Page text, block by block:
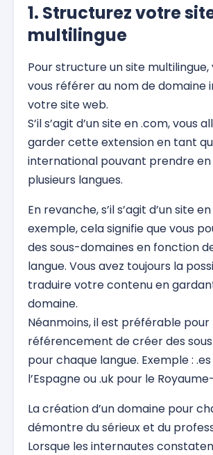
1. Structurez votre
multilingue
Pour structure un site multilingue,
vous référer au nom de domaine
votre site web.
S’il s’agit d’un site en .com, vous
garder cette extension en tant
international pouvant prendre
plusieurs langues.
En revanche, s’il s’agit d’un site
exemple, cela signifie que vous
des sous-domaines en fonction
langue. Vous avez toujours la
traduire votre contenu en
domaine.
Néanmoins, il est préférable pour
référencement de créer des
pour chaque langue. Exemple :
l’Espagne ou .uk pour le
La création d’un domaine pour
démontre du sérieux et du
Lorsque les internautes